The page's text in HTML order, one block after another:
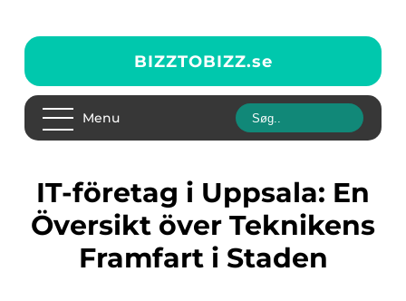
BIZZTOBIZZ.se
Menu
IT-företag i Uppsala: En
Översikt över Teknikens
Framfart i Staden